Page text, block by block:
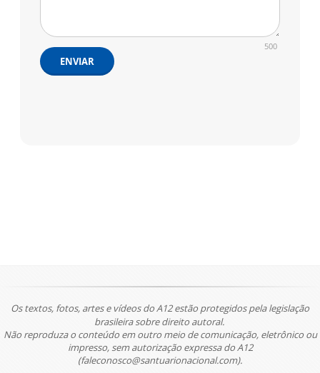
500
ENVIAR
Os textos, fotos, artes e vídeos do A12 estão protegidos pela legislação
brasileira sobre direito autoral.
Não reproduza o conteúdo em outro meio de comunicação, eletrônico ou
impresso, sem autorização expressa do A12
(faleconosco@santuarionacional.com).